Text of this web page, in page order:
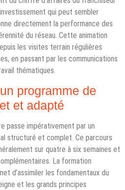
qui peut sembler
directement la performance des
du réseau. Cette animation
les visites terrain régulières
en passant par les communications
thématiques.
programme de
et adapté
passe impérativement par un
structuré et complet. Ce parcours
sur quatre à six semaines et
La formation
d’assimiler les fondamentaux du
et les grands principes